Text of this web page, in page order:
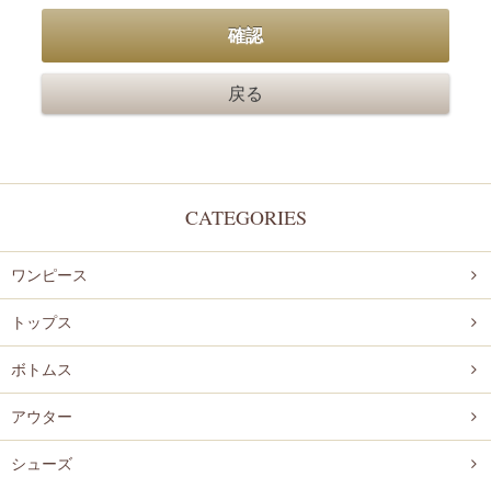
CATEGORIES
ワンピース
トップス
ボトムス
アウター
シューズ